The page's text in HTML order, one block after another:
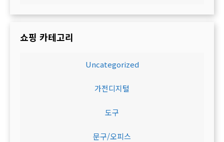
쇼핑 카테고리
Uncategorized
가전디지털
도구
문구/오피스